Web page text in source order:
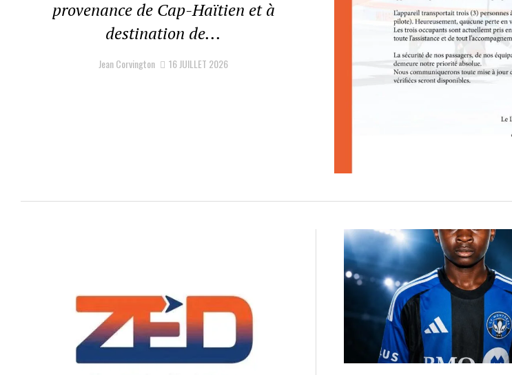
provenance de Cap-Haïtien et à
destination de...
Jean Corvington 16 JUILLET 2026